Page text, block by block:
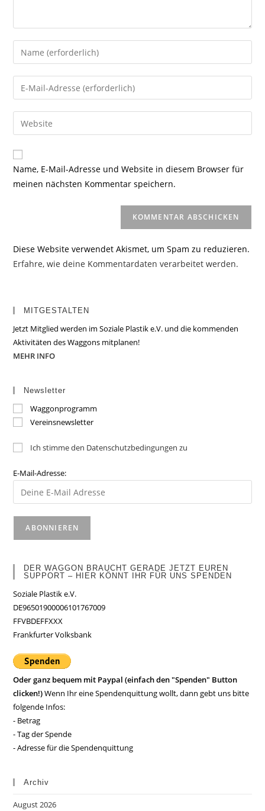
Gib
deinen
Namen
oder
zum
Kommentieren
ein
Gib
deine
E-
Mail-
zum
Kommentieren
ein
Gib
deine
Website-
URL
Name, E-Mail-Adresse und Website in diesem Browser für
meinen nächsten Kommentar speichern.
Diese Website verwendet Akismet, um Spam zu reduzieren.
Erfahre, wie deine Kommentardaten verarbeitet werden.
MITGESTALTEN
Jetzt Mitglied werden im Soziale Plastik e.V. und die kommenden
Aktivitäten des Waggons mitplanen!
MEHR INFO
Newsletter
Waggonprogramm
Vereinsnewsletter
Ich stimme den Datenschutzbedingungen zu
E-Mail-Adresse:
DER WAGGON BRAUCHT GERADE JETZT EUREN
SUPPORT – HIER KÖNNT IHR FÜR UNS SPENDEN
Soziale Plastik e.V.
DE96501900006101767009
FFVBDEFFXXX
Frankfurter Volksbank
Oder ganz bequem mit Paypal (einfach den "Spenden" Button
clicken!)Wenn Ihr eine Spendenquittung wollt, dann gebt uns bitte
folgende Infos:
- Betrag
- Tag der Spende
- Adresse für die Spendenquittung
Archiv
August 2026